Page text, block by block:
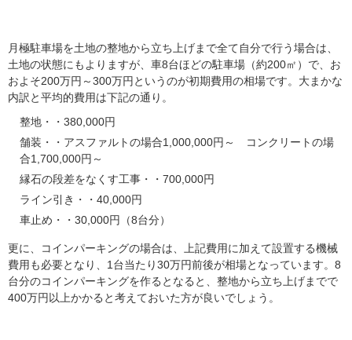
月極駐車場を土地の整地から立ち上げまで全て自分で行う場合は、
土地の状態にもよりますが、車8台ほどの駐車場（約200㎡）で、お
およそ200万円～300万円というのが初期費用の相場です。大まかな
内訳と平均的費用は下記の通り。
整地・・380,000円
舗装・・アスファルトの場合1,000,000円～ コンクリートの場
合1,700,000円～
縁石の段差をなくす工事・・700,000円
ライン引き・・40,000円
車止め・・30,000円（8台分）
更に、コインパーキングの場合は、上記費用に加えて設置する機械
費用も必要となり、1台当たり30万円前後が相場となっています。8
台分のコインパーキングを作るとなると、整地から立ち上げまでで
400万円以上かかると考えておいた方が良いでしょう。